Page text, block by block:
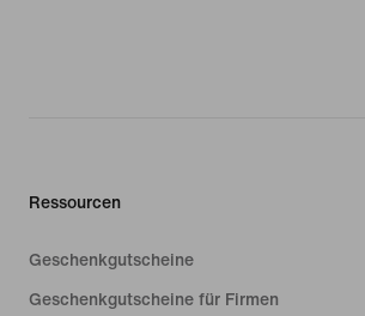
Ressourcen
Geschenkgutscheine
Geschenkgutscheine für Firmen